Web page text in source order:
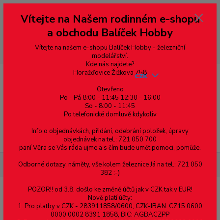
--- pro zákazníky ze Slovenska a jiných zemí, pokud chcete platit v eurech
přepněte si e-shop na euro 💶 pro přepočet měny - pravý horní roh ---
dobírky – pokud si z nějakého důvodu zásilku nevyzvednete, bude po
domluvě zaslána znovu s opětovnou platbou za poštovné, v opačném
případě bude zrušena a účet přidán na blacklist a rušeny následující
objednávky.
Menu
CZK
Železniční modelářství Led dioda - 3mm - žlutá
Led dioda - 3mm - žlutá
Vítejte na Našem rodinném e-shopu
a obchodu Balíček Hobby
Vítejte na našem e-shopu Balíček Hobby - železniční
modelářství.
Kde nás najdete?
Horažďovice Žižkova 758
Otevřeno
Po - Pá 8:00 - 11:45 12:30 - 16:00
So - 8:00 - 11:45
Po telefonické domluvě kdykoliv
Info o objednávkách, přidání, odebrání položek, úpravy
objednávek na tel.: 721 050 700
paní Věra se Vás ráda ujme a s čím bude umět pomoci, pomůže.
Odborné dotazy, náměty, vše kolem železnice Já na tel.: 721 050
382 :-)
POZOR!! od 3.8. došlo ke změně účtů jak v CZK tak v EUR!
Nově platí účty:
1. Pro platby v CZK - 283911858/0600, CZK-IBAN: CZ15 0600
0000 0002 8391 1858, BIC: AGBACZPP